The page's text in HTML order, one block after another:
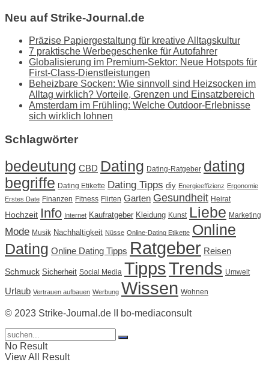
Neu auf Strike-Journal.de
Präzise Papiergestaltung für kreative Alltagskultur
7 praktische Werbegeschenke für Autofahrer
Globalisierung im Premium-Sektor: Neue Hotspots für
First-Class-Dienstleistungen
Beheizbare Socken: Wie sinnvoll sind Heizsocken im
Alltag wirklich? Vorteile, Grenzen und Einsatzbereich
Amsterdam im Frühling: Welche Outdoor-Erlebnisse
sich wirklich lohnen
Schlagwörter
bedeutung CBD Dating Dating-Ratgeber dating
begriffe Dating Etikette Dating Tipps diy Energieeffizienz Ergonomie
Erstes Date Finanzen Fitness Flirten Garten Gesundheit Heirat
Hochzeit Info Internet Kaufratgeber Kleidung Kunst Liebe Marketing
Mode Musik Nachhaltigkeit Nüsse Online-Dating Etikette Online
Dating Online Dating Tipps Ratgeber Reisen
Schmuck Sicherheit Social Media TippsTrends Umwelt
Urlaub Vertrauen aufbauen Werbung Wissen Wohnen
© 2023 Strike-Journal.de II bo-mediaconsult
No Result
View All Result